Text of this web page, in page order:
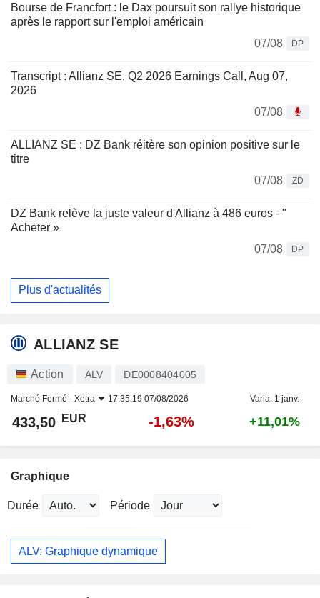
Bourse de Francfort : le Dax poursuit son rallye historique
après le rapport sur l'emploi américain
07/08
DP
Transcript : Allianz SE, Q2 2026 Earnings Call, Aug 07,
2026
07/08
ALLIANZ SE : DZ Bank réitère son opinion positive sur le
titre
07/08
ZD
DZ Bank relève la juste valeur d'Allianz à 486 euros - "
Acheter »
07/08
DP
Plus d'actualités
ALLIANZ SE
Action ALV DE0008404005
Marché Fermé - Xetra 17:35:19 07/08/2026 Varia. 1 janv.
433,50 EUR -1,63% +11,01%
Graphique
Durée Période
ALV: Graphique dynamique